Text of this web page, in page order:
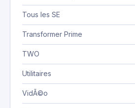
Tous les SE
Transformer Prime
TWO
Utilitaires
VidÃ©o